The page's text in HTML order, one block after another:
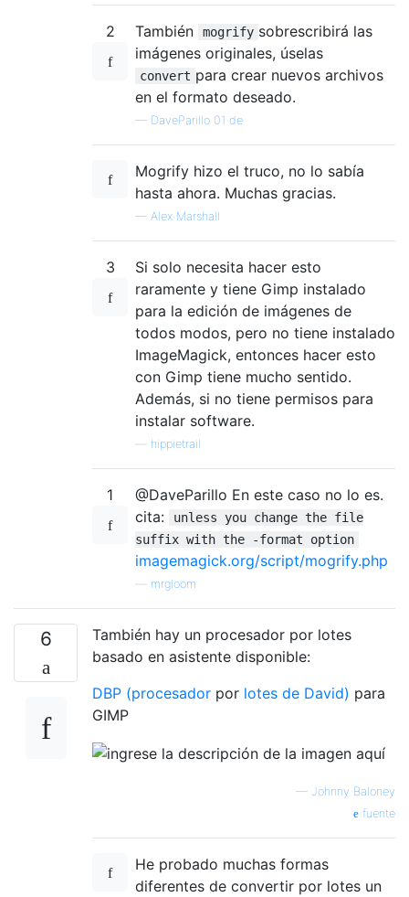
2 También mogrify sobrescribirá las
imágenes originales, úselas
convert para crear nuevos archivos
en el formato deseado.
— DaveParillo 01 de
Mogrify hizo el truco, no lo sabía
hasta ahora. Muchas gracias.
— Alex Marshall
3
Si solo necesita hacer esto
raramente y tiene Gimp instalado
para la edición de imágenes de
todos modos, pero no tiene instalado
ImageMagick, entonces hacer esto
con Gimp tiene mucho sentido.
Además, si no tiene permisos para
instalar software.
hippietrail
1
@DaveParillo En este caso no lo es.
cita:
unless you change the file
suffix with the -format option
imagemagick.org/script/mogrify.php
mrgloom
6
También hay un procesador por lotes
basado en asistente disponible:
DBP (procesador por lotes de David) para
GIMP
— Johnny Baloney
fuente
He probado muchas formas
diferentes de convertir por lotes un